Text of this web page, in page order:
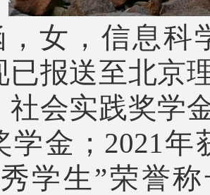
，女，信息科
已报送至北京
社会实践奖学
学金；2021年
学生”荣誉